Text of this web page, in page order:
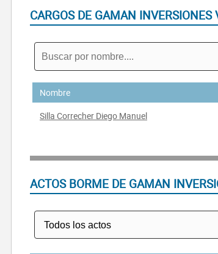
CARGOS DE GAMAN INVERSIONES
Nombre
Silla Correcher Diego Manuel
ACTOS BORME DE GAMAN